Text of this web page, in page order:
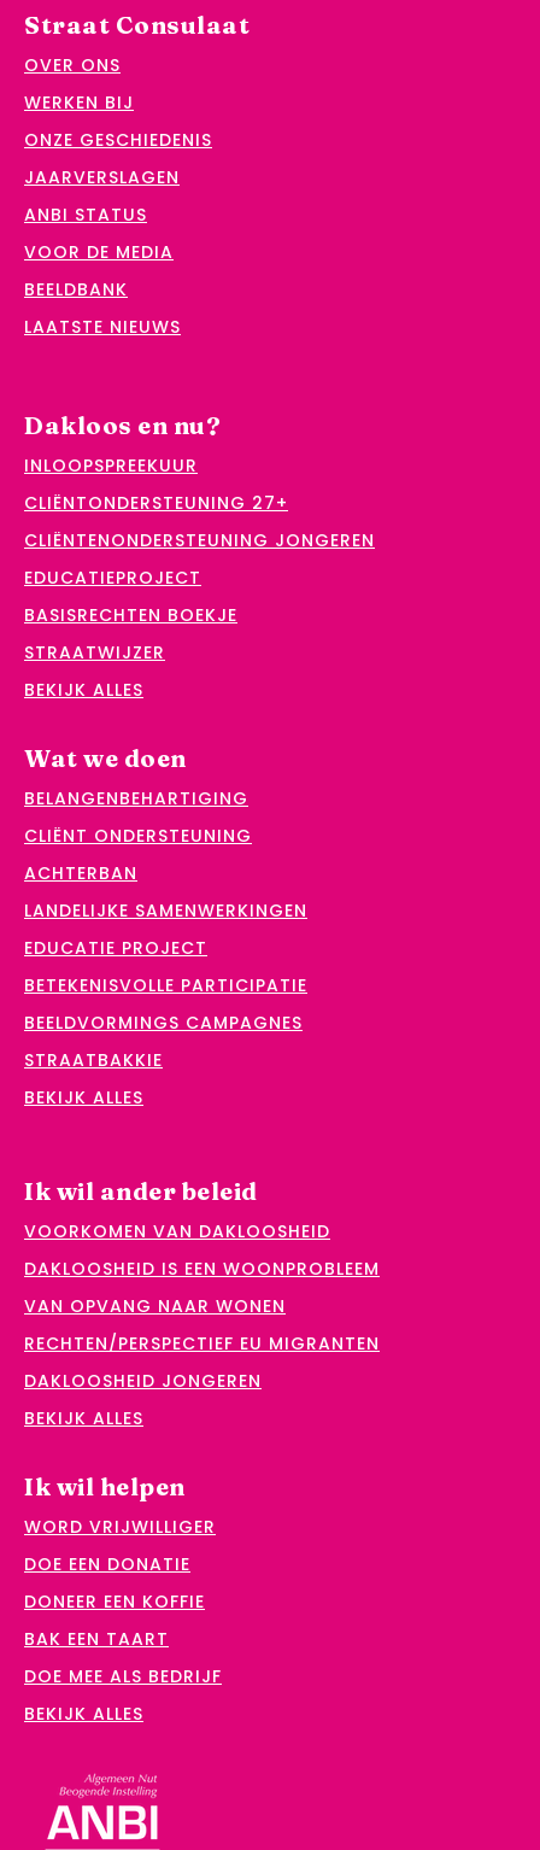
Straat Consulaat
OVER ONS
WERKEN BIJ
ONZE GESCHIEDENIS
JAARVERSLAGEN
ANBI STATUS
VOOR DE MEDIA
BEELDBANK
LAATSTE NIEUWS
Dakloos en nu?
INLOOPSPREEKUUR
CLIËNTONDERSTEUNING 27+
CLIËNTENONDERSTEUNING JONGEREN
EDUCATIEPROJECT
BASISRECHTEN BOEKJE
STRAATWIJZER
BEKIJK ALLES
Wat we doen
BELANGENBEHARTIGING
CLIËNT ONDERSTEUNING
ACHTERBAN
LANDELIJKE SAMENWERKINGEN
EDUCATIE PROJECT
BETEKENISVOLLE PARTICIPATIE
BEELDVORMINGS CAMPAGNES
STRAATBAKKIE
BEKIJK ALLES
Ik wil ander beleid
VOORKOMEN VAN DAKLOOSHEID
DAKLOOSHEID IS EEN WOONPROBLEEM
VAN OPVANG NAAR WONEN
RECHTEN/PERSPECTIEF EU MIGRANTEN
DAKLOOSHEID JONGEREN
BEKIJK ALLES
Ik wil helpen
WORD VRIJWILLIGER
DOE EEN DONATIE
DONEER EEN KOFFIE
BAK EEN TAART
DOE MEE ALS BEDRIJF
BEKIJK ALLES